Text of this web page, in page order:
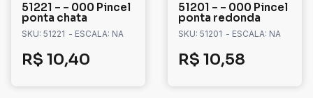
51221 – – 000 Pincel
ponta chata
SKU: 51221 - ESCALA: NA
R$ 10,40
51201 – – 000 Pincel
ponta redonda
SKU: 51201 - ESCALA: NA
R$ 10,58